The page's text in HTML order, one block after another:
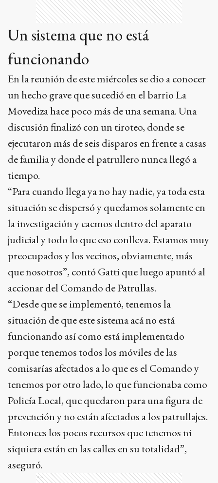
Un sistema que no está
funcionando
En la reunión de este miércoles se dio a conocer
un hecho grave que sucedió en el barrio La
Movediza hace poco más de una semana. Una
discusión finalizó con un tiroteo, donde se
ejecutaron más de seis disparos en frente a casas
de familia y donde el patrullero nunca llegó a
tiempo.
“Para cuando llega ya no hay nadie, ya toda esta
situación se dispersó y quedamos solamente en
la investigación y caemos dentro del aparato
judicial y todo lo que eso conlleva. Estamos muy
preocupados y los vecinos, obviamente, más
que nosotros”, contó Gatti que luego apuntó al
accionar del Comando de Patrullas.
“Desde que se implementó, tenemos la
situación de que este sistema acá no está
funcionando así como está implementado
porque tenemos todos los móviles de las
comisarías afectados a lo que es el Comando y
tenemos por otro lado, lo que funcionaba como
Policía Local, que quedaron para una figura de
prevención y no están afectados a los patrullajes.
Entonces los pocos recursos que tenemos ni
siquiera están en las calles en su totalidad”,
aseguró.
Ads